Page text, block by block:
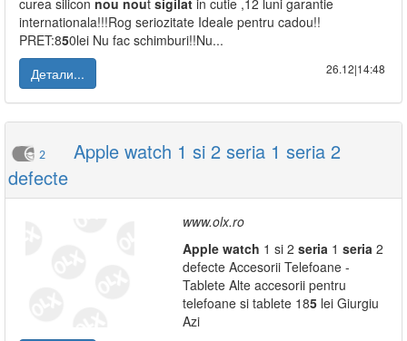
curea silicon nou nout sigilat in cutie ,12 luni garantie
internationala!!!Rog seriozitate Ideale pentru cadou!!
PRET:850lei Nu fac schimburi!!Nu...
Детали...
26.12|14:48
2
Apple watch 1 si 2 seria 1 seria 2
defecte
www.olx.ro
Apple watch 1 si 2 seria 1 seria 2
defecte Accesorii Telefoane -
Tablete Alte accesorii pentru
telefoane si tablete 185 lei Giurgiu
Azi